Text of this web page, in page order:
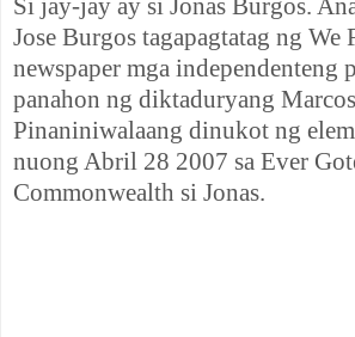
Si jay-jay ay si Jonas Burgos.
Jose Burgos tagapagtatag ng We
newspaper mga independenteng
panahon ng diktaduryang
Pinaniniwalaang dinukot ng
nuong Abril 28 2007 sa Ever
Commonwealth si Jonas.